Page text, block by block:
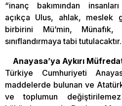
“inanç bakımından
açıkça Ulus, ahlak, meslek
birbirini Mü’min,
sınıflandırmaya tabi
Anayasa’ya Aykırı
Türkiye Cumhuriyeti
maddelerde bulunan ve
ve toplumun